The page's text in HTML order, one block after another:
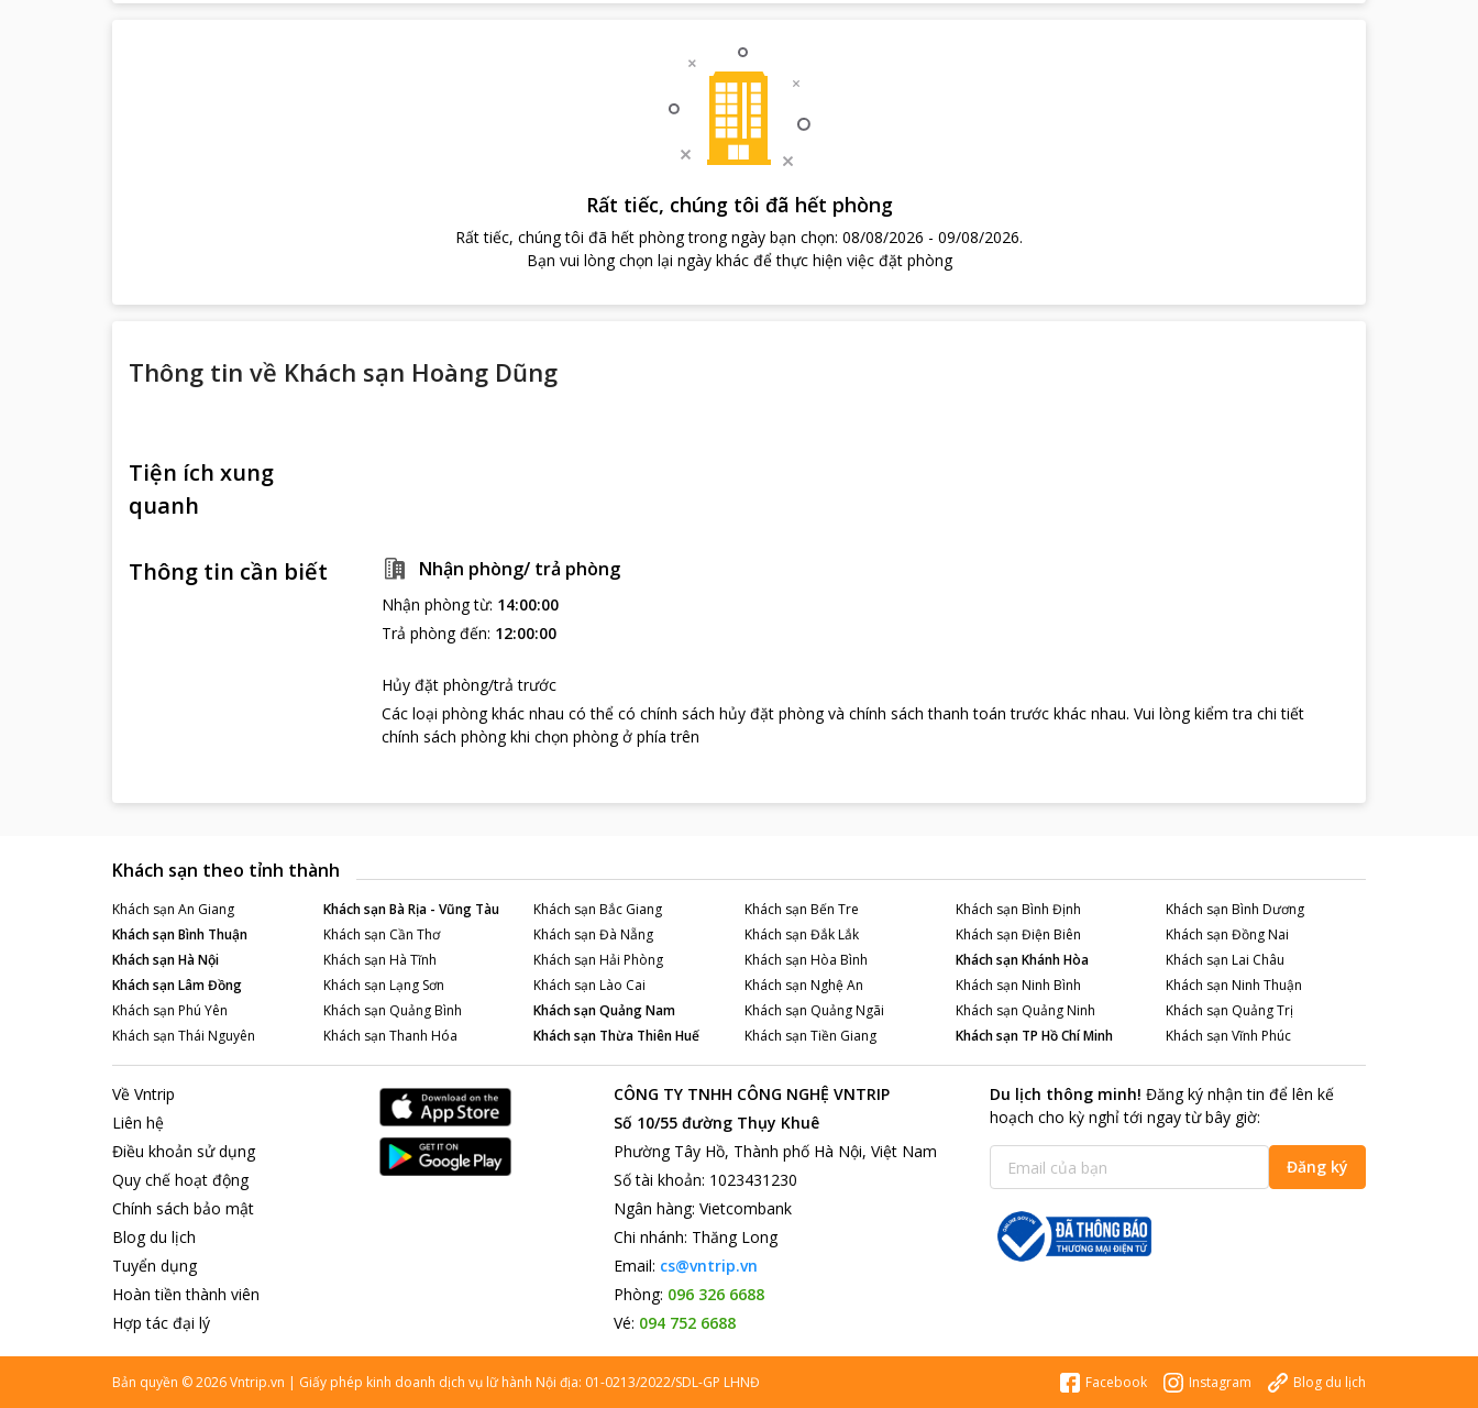
Rất tiếc, chúng tôi đã hết phòng
Rất tiếc, chúng tôi đã hết phòng trong ngày bạn chọn: 08/08/2026 - 09/08/2026.
Bạn vui lòng chọn lại ngày khác để thực hiện việc đặt phòng
Thông tin về Khách sạn Hoàng Dũng
Tiện ích xung
quanh
Thông tin cần biết Nhận phòng/ trả phòng
Nhận phòng từ: 14:00:00
Trả phòng đến: 12:00:00
Hủy đặt phòng/trả trước
Các loại phòng khác nhau có thể có chính sách hủy đặt phòng và chính sách thanh toán trước khác nhau. Vui lòng kiểm tra chi tiết
chính sách phòng khi chọn phòng ở phía trên
Khách sạn theo tỉnh thành
Khách sạn An Giang Khách sạnBà Rịa - Vũng Tàu Khách sạn Bắc Giang Khách sạn Bến Tre Khách sạn Bình Định Khách sạn Bình Dương
Khách sạnBình Thuận Khách sạn Cần Thơ Khách sạn Đà Nẵng Khách sạn Đắk Lắk Khách sạn Điện Biên Khách sạn Đồng Nai
Khách sạnHà Nội Khách sạn Hà Tĩnh Khách sạn Hải Phòng Khách sạn Hòa Bình Khách sạnKhánh Hòa Khách sạn Lai Châu
Khách sạnLâm Đồng Khách sạn Lạng Sơn Khách sạn Lào Cai Khách sạn Nghệ An Khách sạn Ninh Bình Khách sạn Ninh Thuận
Khách sạn Phú Yên Khách sạn Quảng Bình Khách sạnQuảng Nam Khách sạn Quảng Ngãi Khách sạn Quảng Ninh Khách sạn Quảng Trị
Khách sạn Thái Nguyên Khách sạn Thanh Hóa Khách sạn Thừa Thiên Huế Khách sạn Tiền Giang Khách sạn TP Hồ Chí Minh Khách sạn Vĩnh Phúc
Về Vntrip
Liên hệ
Điều khoản sử dụng
Quy chế hoạt động
Chính sách bảo mật
Blog du lịch
Tuyển dụng
Hoàn tiền thành viên
Hợp tác đại lý
CÔNG TY TNHH CÔNG NGHỆ VNTRIP
Số 10/55 đường Thụy Khuê
Phường Tây Hồ, Thành phố Hà Nội, Việt Nam
Số tài khoản: 1023431230
Ngân hàng: Vietcombank
Chi nhánh: Thăng Long
Email: cs@vntrip.vn
Phòng: 096 326 6688
Vé: 094 752 6688
Du lịch thông minh! Đăng ký nhận tin để lên kế
hoạch cho kỳ nghỉ tới ngay từ bây giờ:
Đăng ký
Bản quyền ©2026Vntrip.vn | Giấy phép kinh doanh dịch vụ lữ hành Nội địa: 01-0213/2022/SDL-GP LHNĐ Facebook Instagram Blog du lịch